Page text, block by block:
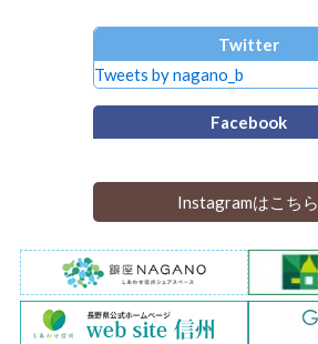
Twitter
Tweets by nagano_b
Facebook
Instagramはこちら